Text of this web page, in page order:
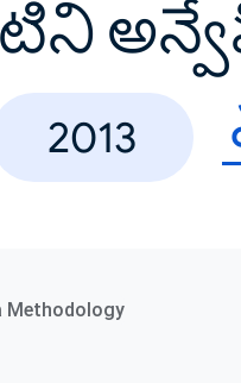
2013
Methodology